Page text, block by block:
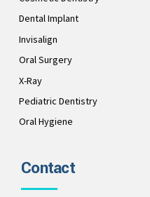
Dental Implant
Invisalign
Oral Surgery
X-Ray
Pediatric Dentistry
Oral Hygiene
Contact